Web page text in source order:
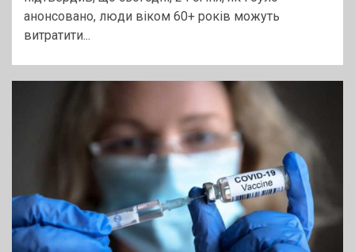
анонсовано, люди віком 60+ років можуть
витратити...